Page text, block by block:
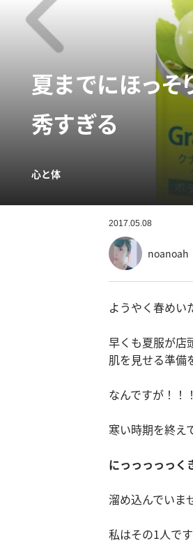
夏までにほっ
秀すぎる
心と体
2017.05.08
noanoah
ようやく春めい
早くも夏服が店
肌を見せる準備
なんですが！！！
寒い時期を終えて
にっっっっっく
溜め込んでいま
私はその1人で